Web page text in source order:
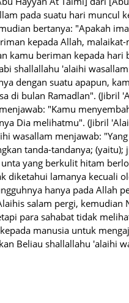
pada suatu hari muncul
bertanya: "Apakah
kepada Allah,
kamu beriman kepada hari
shallallahu 'alaihi
dengan suatu apapun,
di bulan Ramadlan". (Jibril
"Kamu
Dia melihatmu". (Jibril
wasallam menjawab:
tanda-tandanya; (yaitu);
yang berkulit hitam
diketahui lamanya kecuali
hanya pada Allah
salam pergi, kemudian
para sahabat tidak
manusia untuk
Beliau shallallahu 'alaihi